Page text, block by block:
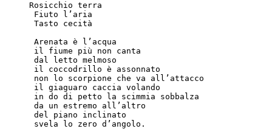
     Rosicchio terra
      Fiuto l’aria
      Tasto cecità
      Arenata è l’acqua
      il fiume più non canta
      dal letto melmoso
      il coccodrillo è assonnato
      non lo scorpione che va all’attacco
      il giaguaro caccia volando
      in do di petto la scimmia sobbalza
      da un estremo all’altro
      del piano inclinato
      svela lo zero d’angolo.